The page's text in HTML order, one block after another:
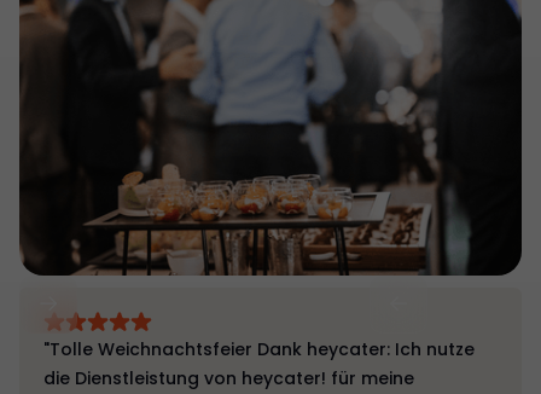
"Tolle Weichnachtsfeier Dank heycater: Ich nutze
die Dienstleistung von heycater! für meine